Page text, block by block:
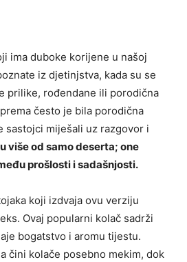
ima duboke korijene u našoj
iz djetinjstva, kada su se
prilike, rođendane ili porodična
često je bila porodična
sastojci miješali uz razgovor i
više od samo deserta; one
prošlosti i sadašnjosti.
koji izdvaja ovu verziju
Ovaj popularni kolač sadrži
bogatstvo i aromu tijestu.
čini kolače posebno mekim, dok